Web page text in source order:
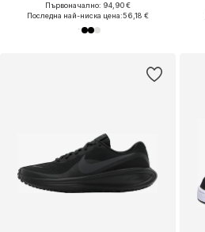
Първоначално: 94,90 €
Последна най-ниска цена:56,18 €